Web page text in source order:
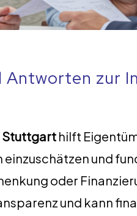
Antworten zur
Stuttgarthilft
einzuschätzen und
oder
und kann